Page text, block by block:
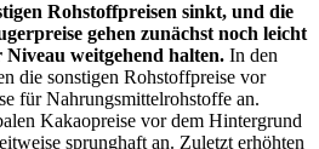
Rohstoffpreisen sinkt, und die
gehen zunächst noch leicht
weitgehend halten. In den
die sonstigen Rohstoffpreise vor
für Nahrungsmittelrohstoffe an.
Kakaopreise vor dem Hintergrund
sprunghaft an. Zuletzt erhöhten